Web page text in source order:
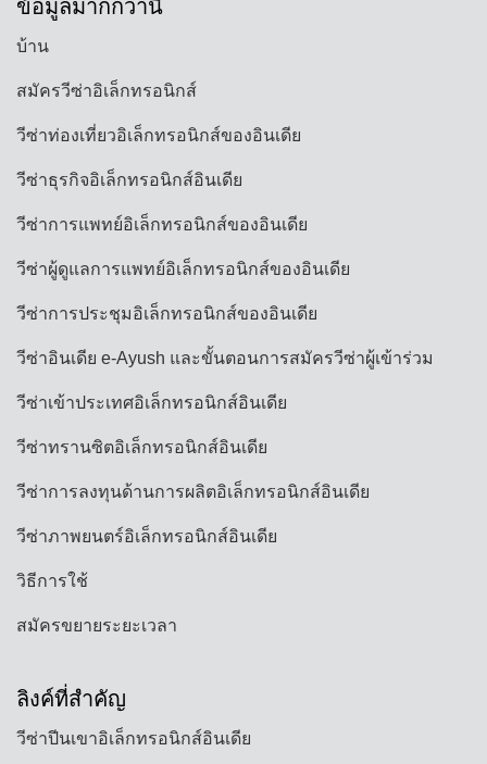
ข้อมูลมากกว่านี้
บ้าน
สมัครวีซ่าอิเล็กทรอนิกส์
วีซ่าท่องเที่ยวอิเล็กทรอนิกส์ของอินเดีย
วีซ่าธุรกิจอิเล็กทรอนิกส์อินเดีย
วีซ่าการแพทย์อิเล็กทรอนิกส์ของอินเดีย
วีซ่าผู้ดูแลการแพทย์อิเล็กทรอนิกส์ของอินเดีย
วีซ่าการประชุมอิเล็กทรอนิกส์ของอินเดีย
วีซ่าอินเดีย e-Ayush และขั้นตอนการสมัครวีซ่าผู้เข้าร่วม
วีซ่าเข้าประเทศอิเล็กทรอนิกส์อินเดีย
วีซ่าทรานซิตอิเล็กทรอนิกส์อินเดีย
วีซ่าการลงทุนด้านการผลิตอิเล็กทรอนิกส์อินเดีย
วีซ่าภาพยนตร์อิเล็กทรอนิกส์อินเดีย
วิธีการใช้
สมัครขยายระยะเวลา
ลิงค์ที่สำคัญ
วีซ่าปีนเขาอิเล็กทรอนิกส์อินเดีย